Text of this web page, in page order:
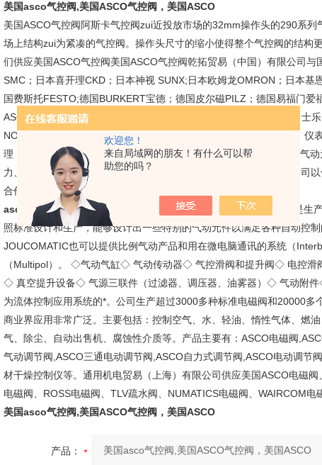
欢迎您！
来自局域网的朋友！有什么可以帮
助您的吗？
美国asco气控阀,美国ASCO气控阀，美国ASCO
美国ASCO气控阀阿斯卡气控阀zui近投放市场的32mm操作头的290系列
场上结构zui为紧凑的气控阀。操作头尺寸的缩小使得整个气控阀的结构
们供应美国ASCO气控阀美国ASCO气控阀乾拓贸易（中国）有限公司
SMC；日本喜开理CKD；日本神视 SUNX;日本欧姆龙OMRON；日本基
国费斯托FESTO;德国BURKERT宝德；德国皮尔磁PILZ；德国易福门
ASCO；韩国YPC，韩国YSC，美国威格士VICKERS；美国派克；力士
NORGREN,认定合作伙伴。上海贸易有限公司作为众多著名传感器、仪
理，为广大用户提供性能*、价格合理的传感器、仪表、阀门,编码器,气
力、冶金、环保、大学及科研机构。可满足用户的不同产品需求。公司
合作伙伴关系。
asco气控阀,美国ASCO气控阀，美国ASCOASCO-JOUCOMATIC
是生
照标准设计和生产，能够设计出一些特别的气动元件以满足各种自动控
JOUCOMATIC也可以提供比例气动产品和用在微电脑通讯的系统（
（Multipol）。 ◇气动气缸◇ 气动传动器◇ 气控滑阀和提升阀◇ 电控滑
◇ 真空提升设备◇ 气源三联件（过滤器、调压器、油雾器）◇ 气动附
为流体控制应用系统的*。公司生产超过3000多种标准电磁阀和20000多
商业界应用非常广泛。主要包括：控制空气、水、轻油、惰性气体、燃
气、除尘、自动出售机、腐蚀性介质等。产品主要有：ASCO电磁阀
气动调节阀,ASCO三通电动调节阀,ASCO自力式调节阀,ASCO电动调节
材干燥控制仪等。通用机电贸易（上海）有限公司供应美国ASCO电磁
电磁阀、ROSS电磁阀、TLV疏水阀、NUMATICS电磁阀、WAIRCOM电
美国asco气控阀,美国ASCO气控阀，美国ASCO
产品：